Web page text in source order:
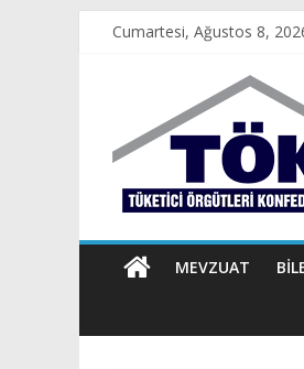
Cumartesi, Ağustos 8,
Tüketici
(TÖK)
MEVZUAT